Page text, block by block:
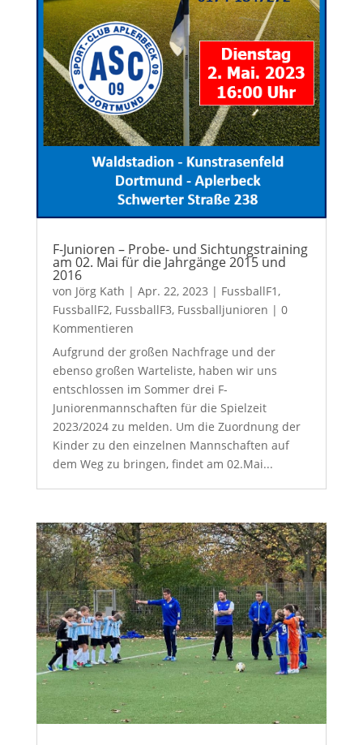
F-Junioren – Probe- und Sichtungstraining
am 02. Mai für die Jahrgänge 2015 und
2016
von Jörg Kath | Apr. 22, 2023 | FussballF1 ,
FussballF2, FussballF3, Fussballjunioren | 0
Kommentieren
Aufgrund der großen Nachfrage und der
ebenso großen Warteliste, haben wir uns
entschlossen im Sommer drei F-
Juniorenmannschaften für die Spielzeit
2023/2024 zu melden. Um die Zuordnung der
Kinder zu den einzelnen Mannschaften auf
dem Weg zu bringen, findet am 02.Mai...